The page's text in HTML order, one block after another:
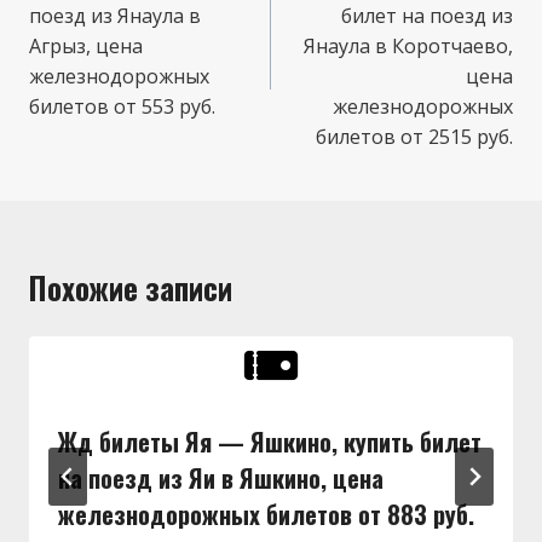
поезд из Янаула в
Агрыз, цена
железнодорожных
билетов от 553 руб.
билет на поезд из
Янаула в Коротчаево,
цена
железнодорожных
билетов от 2515 руб.
Похожие записи
Жд билеты Яя — Яшкино, купить билет
на поезд из Яи в Яшкино, цена
железнодорожных билетов от 883 руб.